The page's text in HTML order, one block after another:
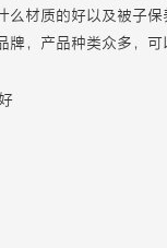
么材质的好以及被子
牌，产品种类众多，可